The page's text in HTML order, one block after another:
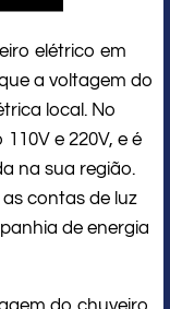
elétrico em
a voltagem do
local. No
e 220V, e é
na sua região.
contas de luz
de energia